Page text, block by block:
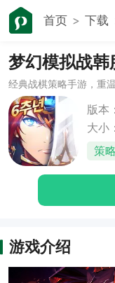
首页 下载
梦幻模拟战韩
经典战棋策略手游，重
版本
大小：
策略
游戏介绍